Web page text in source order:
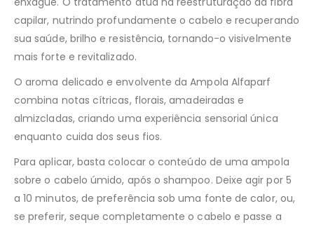
capilar, nutrindo profundamente o cabelo e recuperando
sua saúde, brilho e resistência, tornando-o visivelmente
mais forte e revitalizado.
O aroma delicado e envolvente da Ampola Alfaparf
combina notas cítricas, florais, amadeiradas e
almizcladas, criando uma experiência sensorial única
enquanto cuida dos seus fios.
Para aplicar, basta colocar o conteúdo de uma ampola
sobre o cabelo úmido, após o shampoo. Deixe agir por 5
a 10 minutos, de preferência sob uma fonte de calor, ou,
se preferir, seque completamente o cabelo e passe a